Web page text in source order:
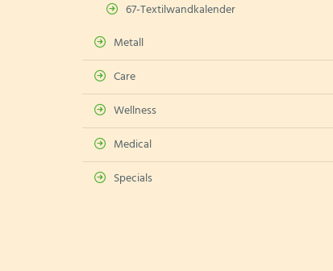
67-Textilwandkalender
Metall
Care
Wellness
Medical
Specials